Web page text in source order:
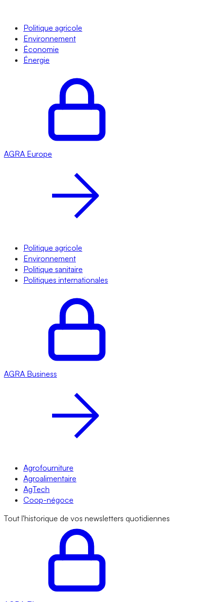
Politique agricole
Environnement
Économie
Énergie
AGRA Europe
Politique agricole
Environnement
Politique sanitaire
Politiques internationales
AGRA Business
Agrofourniture
Agroalimentaire
AgTech
Coop-négoce
Tout l'historique de vos newsletters quotidiennes